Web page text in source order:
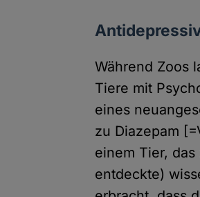
Während Zoos
Tiere mit
eines
zu Diazepam
einem Tier,
entdeckte)